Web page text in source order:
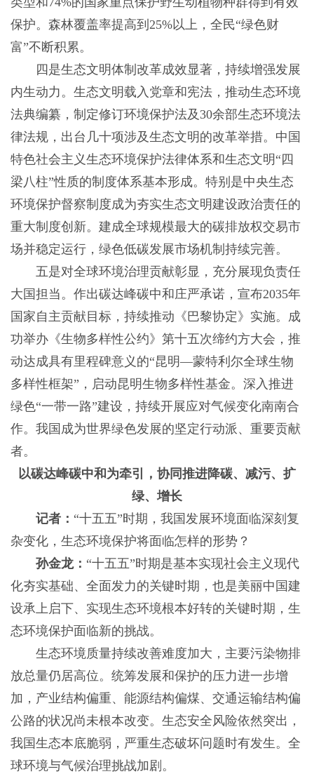
保护。森林覆盖率提高到25%以上，全民“绿色财
富”不断积累。
四是生态文明体制改革成效显著，持续增强发展
内生动力。生态文明载入党章和宪法，推动生态环境
法典编纂，制定修订环境保护法及30余部生态环境法
律法规，出台几十项涉及生态文明的改革举措。中国
特色社会主义生态环境保护法律体系和生态文明“四
梁八柱”性质的制度体系基本形成。特别是中央生态
环境保护督察制度成为夯实生态文明建设政治责任的
重大制度创新。建成全球规模最大的碳排放权交易市
场并稳定运行，绿色低碳发展市场机制持续完善。
五是对全球环境治理贡献彰显，充分展现负责任
大国担当。作出碳达峰碳中和庄严承诺，宣布2035年
国家自主贡献目标，持续推动《巴黎协定》实施。成
功举办《生物多样性公约》第十五次缔约方大会，推
动达成具有里程碑意义的“昆明—蒙特利尔全球生物
多样性框架”，启动昆明生物多样性基金。深入推进
绿色“一带一路”建设，持续开展应对气候变化南南合
作。我国成为世界绿色发展的坚定行动派、重要贡献
者。
以碳达峰碳中和为牵引，协同推进降碳、减污、扩
绿、增长
记者： “十五五”时期，我国发展环境面临深刻复
杂变化，生态环境保护将面临怎样的形势？
孙金龙： “十五五”时期是基本实现社会主义现代
化夯实基础、全面发力的关键时期，也是美丽中国建
设承上启下、实现生态环境根本好转的关键时期，生
态环境保护面临新的挑战。
生态环境质量持续改善难度加大，主要污染物排
放总量仍居高位。统筹发展和保护的压力进一步增
加，产业结构偏重、能源结构偏煤、交通运输结构偏
公路的状况尚未根本改变。生态安全风险依然突出，
我国生态本底脆弱，严重生态破坏问题时有发生。全
球环境与气候治理挑战加剧。